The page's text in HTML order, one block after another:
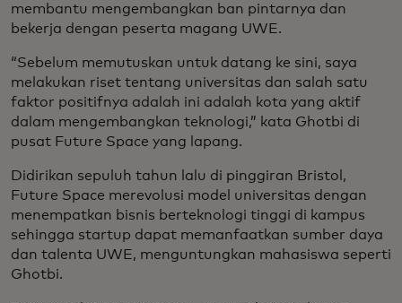
membantu mengembangkan ban pintarnya dan
bekerja dengan peserta magang UWE.
“Sebelum memutuskan untuk datang ke sini, saya
melakukan riset tentang universitas dan salah satu
faktor positifnya adalah ini adalah kota yang aktif
dalam mengembangkan teknologi,” kata Ghotbi di
pusat Future Space yang lapang.
Didirikan sepuluh tahun lalu di pinggiran Bristol,
Future Space merevolusi model universitas dengan
menempatkan bisnis berteknologi tinggi di kampus
sehingga startup dapat memanfaatkan sumber daya
dan talenta UWE, menguntungkan mahasiswa seperti
Ghotbi.